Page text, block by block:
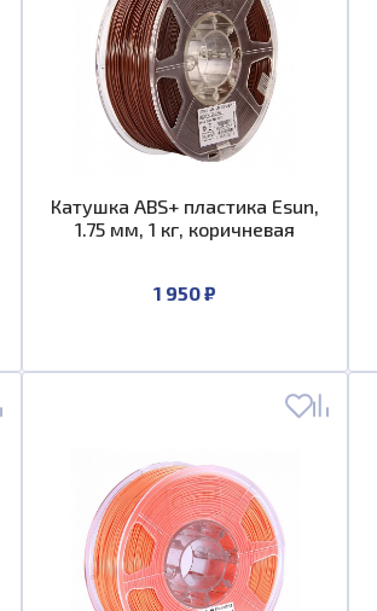
Катушка ABS+ пластика Esun,
1.75 мм, 1 кг, коричневая
1 950 ₽